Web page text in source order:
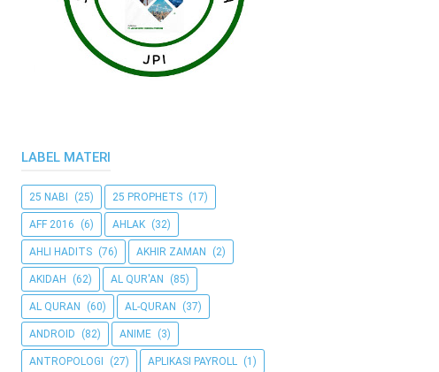
LABEL MATERI
25 NABI (25) 25 PROPHETS (17)
AFF 2016 (6) AHLAK (32)
AHLI HADITS (76) AKHIR ZAMAN (2)
AKIDAH (62) AL QUR'AN (85)
AL QURAN (60) AL-QURAN (37)
ANDROID (82) ANIME (3)
ANTROPOLOGI (27) APLIKASI PAYROLL (1)